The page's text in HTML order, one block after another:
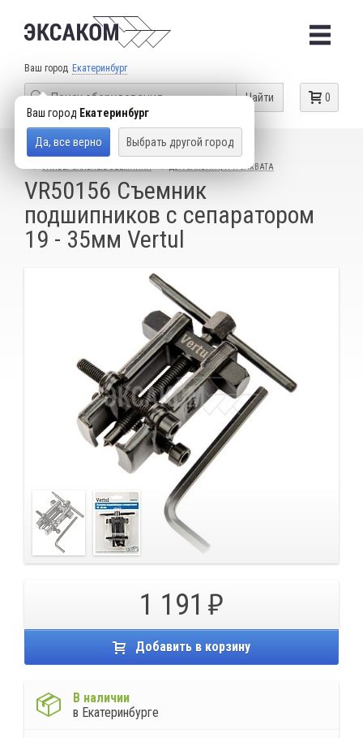
Ваш город Екатеринбург
Ваш город Екатеринбург
Да, все верно Выбрать другой город
0
Найти
КАТАЛОГ ТОВАРОВ
СПЕЦИАЛЬНЫЙ ИНСТРУМЕНТ
ДВА ЗАХВАТА, ТРИ ЗАХВАТА
VR50156 Съемник
подшипников с сепаратором
19 - 35мм Vertul
1 191
Добавить в корзину
В наличии
в Екатеринбурге